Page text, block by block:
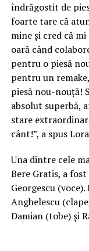
îndrăgostit de
foarte tare că
mine și cred că
oară când
pentru o piesă
pentru un
piesă nou-nouță!
absolut superbă,
stare
cânt!”, a spus
Una dintre cele
Bere Gratis, a
Georgescu
Anghelescu
Damian (tobe) și